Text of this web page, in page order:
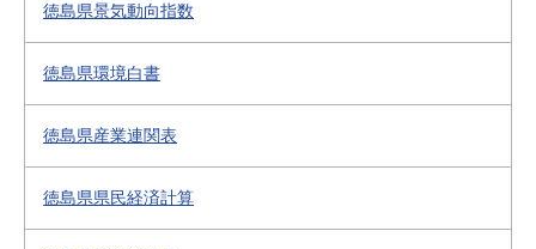
徳島県景気動向指数
徳島県環境白書
徳島県産業連関表
徳島県県民経済計算